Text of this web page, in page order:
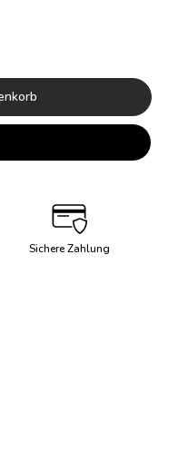
Sichere Zahlung